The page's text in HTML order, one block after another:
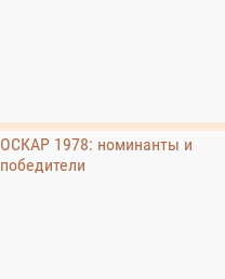
ОСКАР 1978: номинанты и
победители